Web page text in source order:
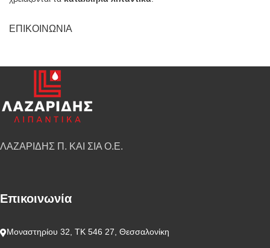
ΕΠΙΚΟΙΝΩΝΙΑ
ΛΑΖΑΡΙΔΗΣ Π. ΚΑΙ ΣΙΑ Ο.Ε.
Επικοινωνία
Μοναστηρίου 32, ΤΚ 546 27, Θεσσαλονίκη